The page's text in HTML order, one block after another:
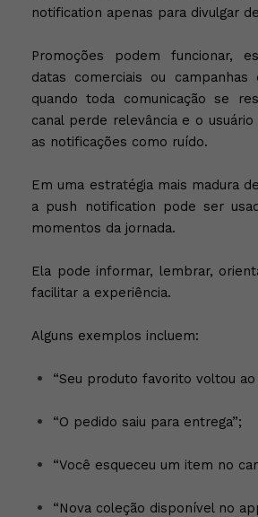
notification apenas para divulgar
Promoções podem funcionar,
datas comerciais ou campanhas
quando toda comunicação se
canal perde relevância e o
as notificações como ruído.
Em uma estratégia mais madura
a push notification pode ser
momentos da jornada.
Ela pode informar, lembrar,
facilitar a experiência.
Alguns exemplos incluem:
“Seu produto favorito voltou ao
“O pedido saiu para entrega”;
“Você esqueceu um item no
“Nova coleção disponível no